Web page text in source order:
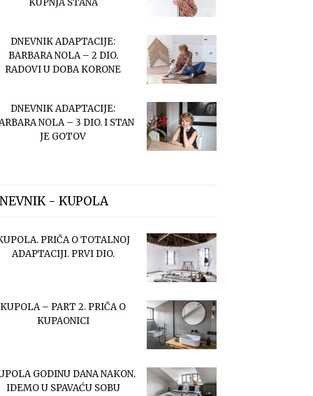
KUPNJA STANA
DNEVNIK ADAPTACIJE:
BARBARA NOLA – 2 DIO.
RADOVI U DOBA KORONE
DNEVNIK ADAPTACIJE:
NOLA – 3 DIO. I STAN
JE GOTOV
- KUPOLA
PRIČA O TOTALNOJ
ADAPTACIJI. PRVI DIO.
KUPOLA – PART 2. PRIČA O
KUPAONICI
GODINU DANA NAKON.
IDEMO U SPAVAĆU SOBU